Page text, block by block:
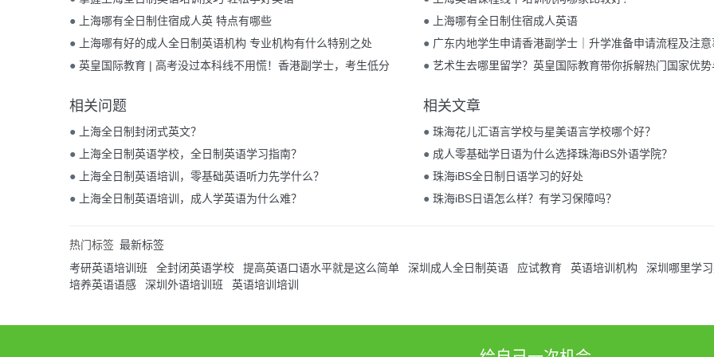
●
上海哪有全日制住宿成人英 特点有哪些 ●
上海哪有全日制住宿成人英语
●
上海哪有好的成人全日制英语机构 专业机构有什么特别之处 ● 广东内地学生申请香港副学士｜升学准备申请流程及注意
● 英皇国际教育 | 高考没过本科线不用慌！香港副学士，考生低分
● 艺术生去哪里留学？英皇国际教育带你拆解热门国家优势
相关问题
●
上海全日制封闭式英文？
●
上海全日制英语学校，全日制英语学习指南？
●
上海全日制英语培训，零基础英语听力先学什么？
●
上海全日制英语培训，成人学英语为什么难？
相关文章
● 珠海花儿汇语言学校与星美语言学校哪个好？
● 成人零基础学日语为什么选择珠海iBS外语学院？
● 珠海iBS全日制日语学习的好处
● 珠海iBS日语怎么样？有学习保障吗？
热门标签 最新标签
考研英语培训班
全封闭英语学校 提高英语口语水平就是这么简单 深圳成人全日制英语 应试教育 英语培训机构
深圳哪里学
培养英语语感
深圳外语培训班 英语培训培训